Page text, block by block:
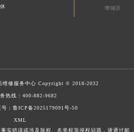
增城区
维修服务中心 Copyright © 2018-2032
热线： 400-882-9682
：鲁ICP备2025179091号-50
XML
实错误或涉及版权、名誉权等侵权问题，请通过邮